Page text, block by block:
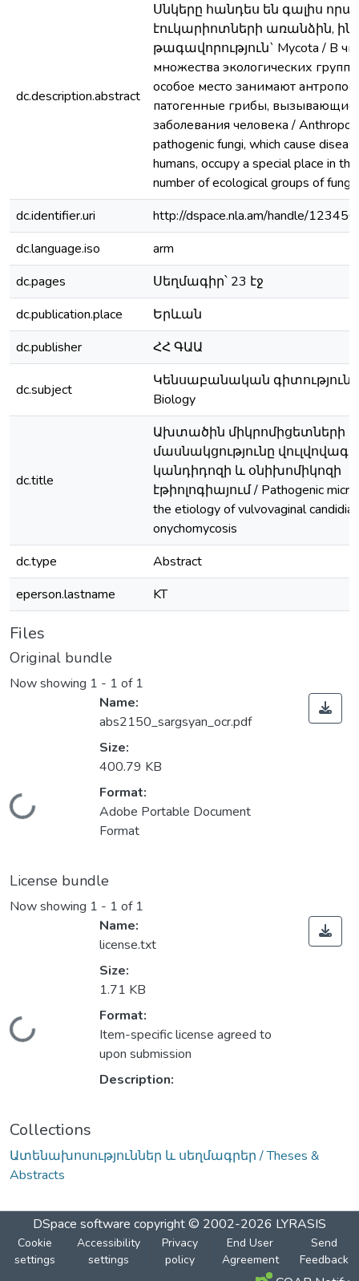
dc.description.abstract
Սնկերը հանդես են գալիս
էուկարիոտների առանձին,
թագավորություն` Mycota / В
множества экологических групп
особое место занимают
патогенные грибы, вызывающие
заболевания человека /
pathogenic fungi, which cause
humans, occupy a special place in
number of ecological groups of fungi
dc.identifier.uri
http://dspace.nla.am/handle/
dc.language.iso
arm
dc.pages
Սեղմագիր՝ 23 էջ
dc.publication.place
Երևան
dc.publisher
ՀՀ ԳԱԱ
dc.subject
Կենսաբանական
Biology
dc.title
Ախտածին միկրոմիցետների
մասնակցությունը
կանդիդոզի և օնիխոմիկոզի
էթիոլոգիայում / Pathogenic
the etiology of vulvovaginal
onychomycosis
dc.type
Abstract
eperson.lastname
KT
Files
Original bundle
Now showing 1 - 1 of 1
Loading...
Name:
abs2150_sargsyan_ocr.pdf
Size:
400.79 KB
Format:
Adobe Portable Document
Format
License bundle
Now showing 1 - 1 of 1
Loading...
Name:
license.txt
Size:
1.71 KB
Format:
Item-specific license agreed to
upon submission
Description:
Collections
Ատենախոսություններ և սեղմագրեր / Theses &
Abstracts
DSpace software copyright © 2002-2026 LYRASIS
Cookie
settings
Accessibility
settings
Privacy
policy
End User
Agreement
Send
Feedback